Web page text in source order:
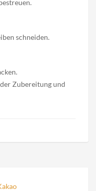
schneiden.
Zubereitung und